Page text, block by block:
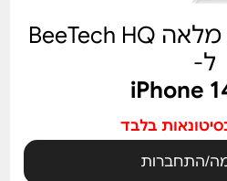
מגן מסך זכוכית מלאה BeeTech HQ
ל-
iPhone
בלבד
התחברות